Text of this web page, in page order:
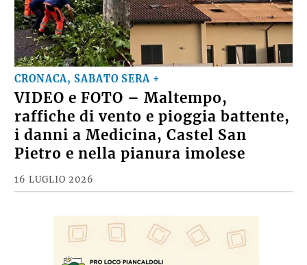
CRONACA, SABATO SERA +
VIDEO e FOTO – Maltempo,
raffiche di vento e pioggia battente,
i danni a Medicina, Castel San
Pietro e nella pianura imolese
16 LUGLIO 2026